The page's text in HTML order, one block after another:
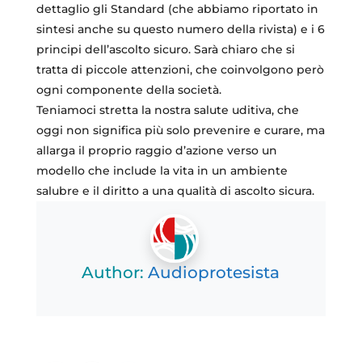
dettaglio gli Standard (che abbiamo riportato in
sintesi anche su questo numero della rivista) e i 6
principi dell’ascolto sicuro. Sarà chiaro che si
tratta di piccole attenzioni, che coinvolgono però
ogni componente della società.
Teniamoci stretta la nostra salute uditiva, che
oggi non significa più solo prevenire e curare, ma
allarga il proprio raggio d’azione verso un
modello che include la vita in un ambiente
salubre e il diritto a una qualità di ascolto sicura.
Author:Audioprotesista